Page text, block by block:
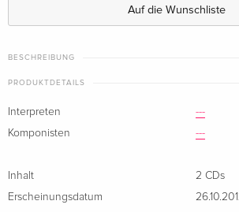
Auf die Wunschliste
BESCHREIBUNG
PRODUKTDETAILS
Interpreten
---
Komponisten
---
Inhalt
2 CDs
Erscheinungsdatum